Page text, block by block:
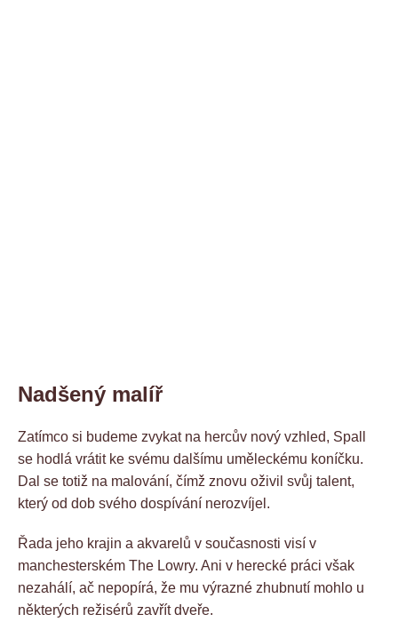
Nadšený malíř
Zatímco si budeme zvykat na hercův nový vzhled, Spall
se hodlá vrátit ke svému dalšímu uměleckému koníčku.
Dal se totiž na malování, čímž znovu oživil svůj talent,
který od dob svého dospívání nerozvíjel.
Řada jeho krajin a akvarelů v současnosti visí v
manchesterském The Lowry. Ani v herecké práci však
nezahálí, ač nepopírá, že mu výrazné zhubnutí mohlo u
některých režisérů zavřít dveře.